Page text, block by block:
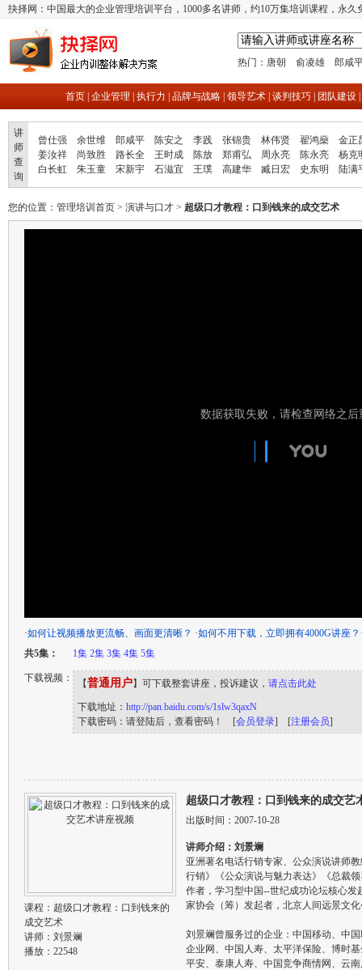
抉择网：中国最大的企业管理培训平台，1000多名讲师，约10万集培训课程，永
热门： 唐朝 俞凌雄 郎咸
首页| 企业管理 执行力 品牌与战略| 领导艺术| 谈判技巧| 团队建设|
讲
师
查
询
曾仕强 余世维 郎咸平 陈安之 李践 张锦贵 林伟贤 翟鸿燊
金正
姜汝祥
尚致胜 路长全 王时成 陈放 郑甫弘 周永亮 陈永亮
杨克
白长虹
朱玉童 宋新宇 石滋宜 王璞 高建华 臧日宏 史东明 陆满
您的位置： 管理培训首页 > 演讲与口才 > 超级口才教程：口到钱来的成交艺术
·如何让视频播放更流畅、画面更清晰？ ·如何不用下载，立即拥有4000G讲座？
共5集：
1集 2集 3集 4集 5集
下载视频： 【普通用户】可下载整套讲座，投诉建议， 请点击此处
下载地址： http://pan.baidu.com/s/1slw3qaxN
下载密码：请登陆后，查看密码！ [会员登录] [注册会员]
课程： 超级口才教程：口到钱来的
成交艺术
讲师： 刘景斓
播放：22548
超级口才教程：口到钱来的成交艺
出版时间：2007-10-28
讲师介绍：刘景斓
亚洲著名电话行销专家、公众演说讲师
行销》《公众演说与魅力表达》《总裁
作者，学习型中国--世纪成功论坛核心
家协会（筹）发起者，北京人间远景文
刘景斓曾服务过的企业：中国移动、中
企业网、中国人寿、太平洋保险、博时
平安、泰康人寿、中国竞争商情网、云